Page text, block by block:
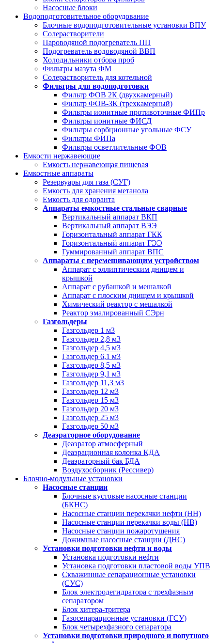
Насосные блоки
Водоподготовительное оборудование
Блочные водоподготовительные установки ВПУ
Солерастворители
Пароводяной подогреватель ПП
Подогреватель водоводяной ВВП
Холодильники отбора проб
Фильтры мазута ФМ
Солерастворитель для котельной
Фильтры для водоподготовки
Фильтр ФОВ 2К (двухкамерный)
Фильтр ФОВ-3К (трехкамерный)
Фильтры ионитные противоточные ФИПр
Фильтры ионитные ФИСД
Фильтры сорбционные угольные ФСУ
Фильтры ФИПа
Фильтры осветлительные ФОВ
Емкости нержавеющие
Емкость нержавеющая пищевая
Емкостные аппараты
Резервуары для газа (СУГ)
Емкость для хранения метанола
Емкость для одоранта
Аппараты емкостные стальные сварные
Вертикальный аппарат ВКП
Вертикальный аппарат ВЭЭ
Горизонтальный аппарат ГКК
Горизонтальный аппарат ГЭЭ
Гуммированный аппарат ВПС
Аппараты с перемешивающим устройством
Аппарат с эллиптическим днищем и
крышкой
Аппарат с рубашкой и мешалкой
Аппарат с плоским днищем и крышкой
Химический реактор с мешалкой
Реактор эмалированный СЭрн
Газгольдеры
Газгольдер 1 м3
Газгольдер 2,8 м3
Газгольдер 4,5 м3
Газгольдер 6,1 м3
Газгольдер 8,5 м3
Газгольдер 9,1 м3
Газгольдер 11,3 м3
Газгольдер 12 м3
Газгольдер 15 м3
Газгольдер 20 м3
Газгольдер 25 м3
Газгольдер 50 м3
Деаэраторное оборудование
Деаэратор атмосферный
Деаэрационная колонка КДА
Деаэраторный бак БДА
Воздухосборник (Рессивер)
Блочно-модульные установки
Насосные станции
Блочные кустовые насосные станции
(БКНС)
Насосные станции перекачки нефти (НН)
Насосные станции перекачки воды (НВ)
Насосные станции пожаротушения
Дожимные насосные станции (ДНС)
Установки подготовки нефти и воды
Установка подготовки нефти
Установка подготовки пластовой воды УПВ
Скважинные сепарационные установки
(СУС)
Блок электродегидратора с трехфазным
сепаратором
Блок хитера-тритера
Газосепарационные установки (ГСУ)
Блок четырехфазного сепаратора
Установки подготовки природного и попутного